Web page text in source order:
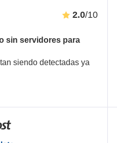
2.0/10
sin servidores para
siendo detectadas ya